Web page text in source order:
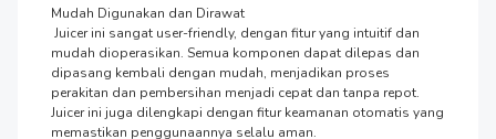
Mudah Digunakan dan Dirawat
mudah dioperasikan. Semua komponen dapat dilepas dan
dipasang kembali dengan mudah, menjadikan proses
perakitan dan pembersihan menjadi cepat dan tanpa repot.
Juicer ini juga dilengkapi dengan fitur keamanan otomatis yang
memastikan penggunaannya selalu aman.